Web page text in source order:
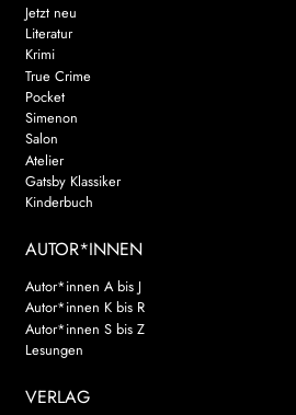
Jetzt neu
Literatur
Krimi
True Crime
Pocket
Simenon
Salon
Atelier
Gatsby Klassiker
Kinderbuch
AUTOR*INNEN
Autor*innen A bis J
Autor*innen K bis R
Autor*innen S bis Z
Lesungen
VERLAG